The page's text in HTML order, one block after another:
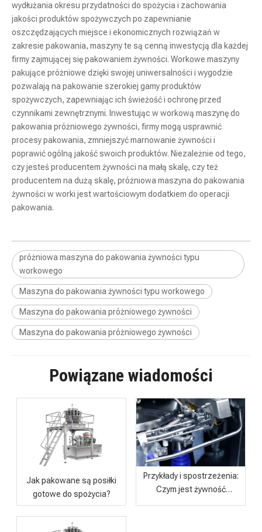
wydłużania okresu przydatności do spożycia i zachowania
jakości produktów spożywczych po zapewnianie
oszczędzających miejsce i ekonomicznych rozwiązań w
zakresie pakowania, maszyny te są cenną inwestycją dla każdej
firmy zajmującej się pakowaniem żywności. Workowe maszyny
pakujące próżniowe dzięki swojej uniwersalności i wygodzie
pozwalają na pakowanie szerokiej gamy produktów
spożywczych, zapewniając ich świeżość i ochronę przed
czynnikami zewnętrznymi. Inwestując w workową maszynę do
pakowania próżniowego żywności, firmy mogą usprawnić
procesy pakowania, zmniejszyć marnowanie żywności i
poprawić ogólną jakość swoich produktów. Niezależnie od tego,
czy jesteś producentem żywności na małą skalę, czy też
producentem na dużą skalę, próżniowa maszyna do pakowania
żywności w worki jest wartościowym dodatkiem do operacji
pakowania.
próżniowa maszyna do pakowania żywności typu
workowego
Maszyna do pakowania żywności typu workowego
Maszyna do pakowania próżniowego żywności
Maszyna do pakowania próżniowego żywności
Powiązane wiadomości
Jak pakowane są posiłki
gotowe do spożycia?
Przykłady i spostrzeżenia:
Czym jest żywność
KRZK-230 Szybka maszyna do pakowania próżniowego zapewniająca większą produktywność W pełni zautomatyzowana maszyna do pakowania w woreczki próżniowe do różnych produktów spożywczych
KR480-4 Inteligentne podawanie worków z czterema wylotami W pełni automatyczna maszyna pakująca
KRZK-110 Szybka maszyna do pakowania próżniowego z podawaniem worków do wszechstronnych rozwiązań w zakresie pakowania